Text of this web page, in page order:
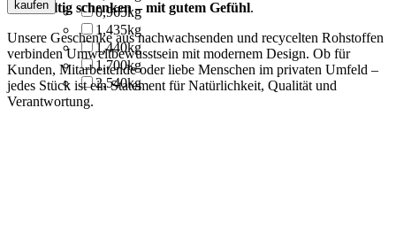
0,965kg
1,435kg
1,440kg
1,700kg
2,540kg
Nachhaltig schenken – mit gutem Gefühl.
Unsere Geschenke aus nachwachsenden und recycelten Rohstoffen
verbinden Umweltbewusstsein mit modernem Design. Ob für
Kunden, Mitarbeitende oder liebe Menschen im privaten Umfeld –
jedes Stück ist ein Statement für Natürlichkeit, Qualität und
Verantwortung.
kaufen